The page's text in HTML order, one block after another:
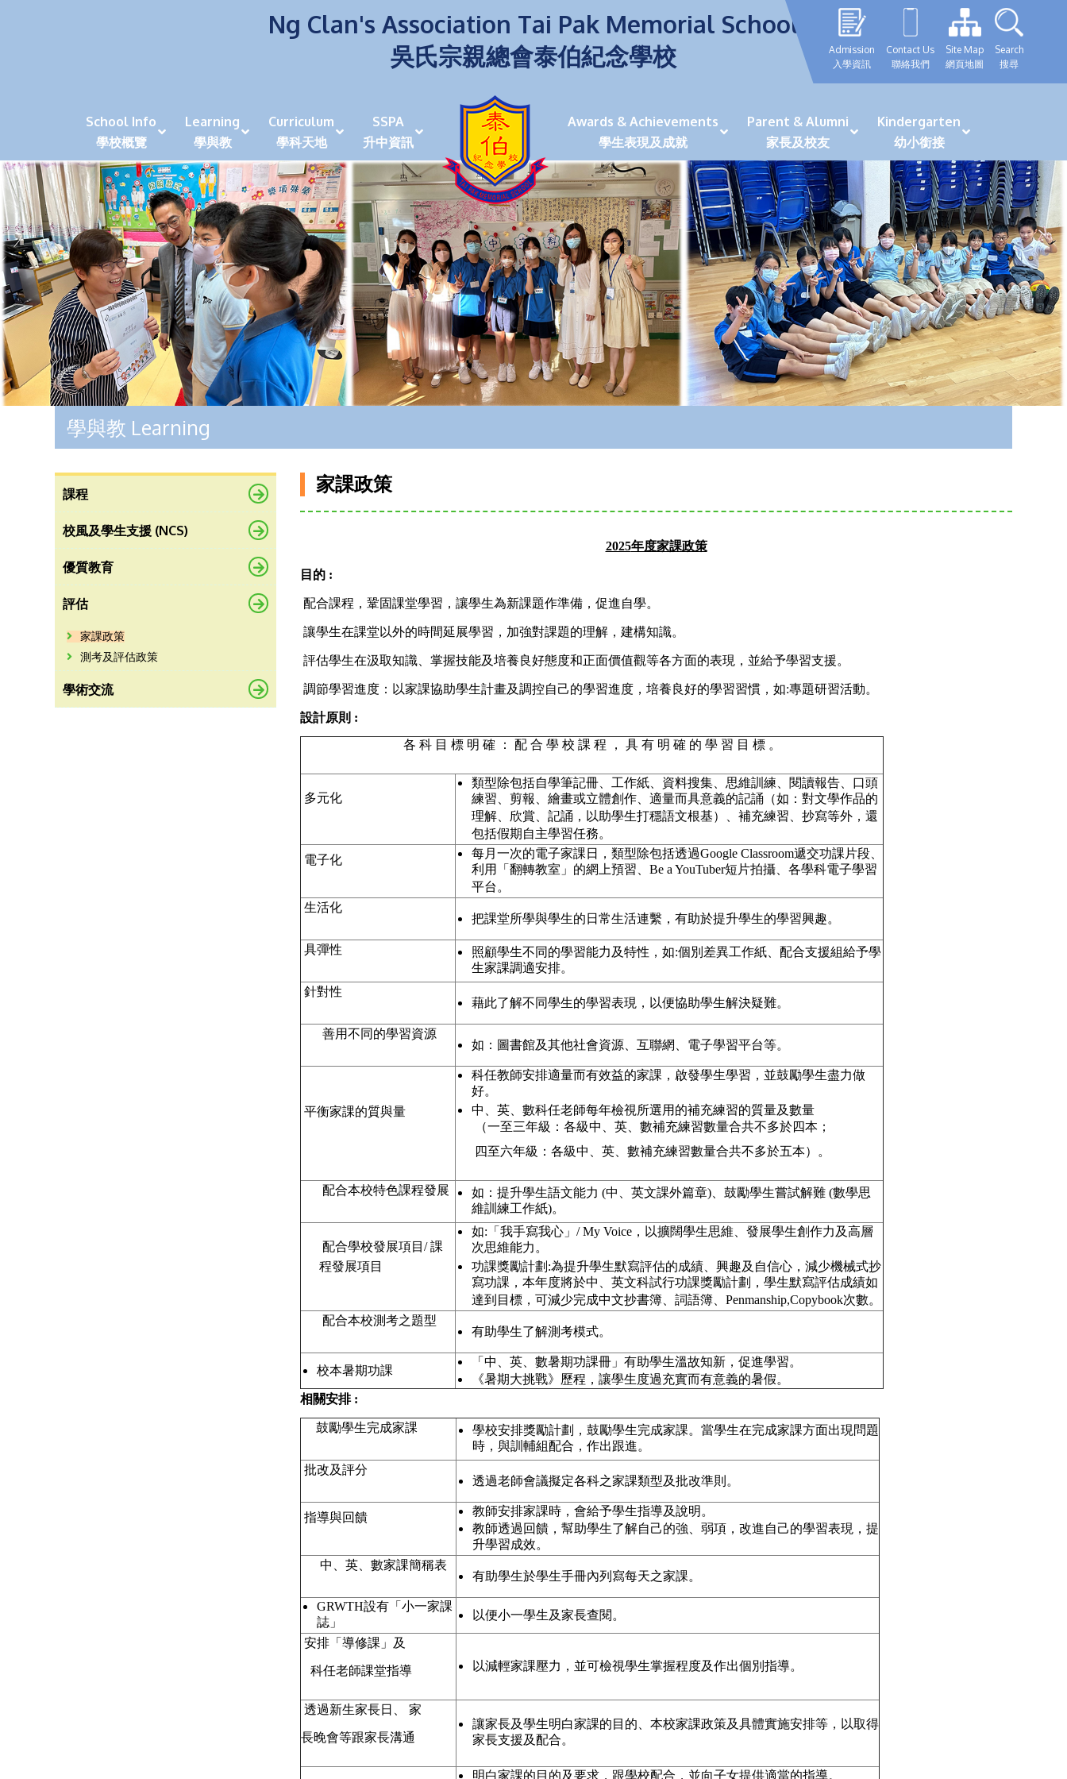
Admission
入學資訊
Contact Us
聯絡我們
Site Map
網頁地圖
Search
搜尋
Ng Clan's Association Tai Pak Memorial School
吳氏宗親總會泰伯紀念學校
School Info
學校概覽
Learning
學與教
Curriculum
學科天地
SSPA
升中資訊
Awards & Achievements
學生表現及成就
Parent & Alumni
家長及校友
Kindergarten
幼小銜接
學與教 Learning
課程
校風及學生支援 (NCS)
優質教育
評估
家課政策
測考及評估政策
學術交流
家課政策
2025年度家課政策
目的 :
 配合課程，鞏固課堂學習，讓學生為新課題作準備，促進自學。
 讓學生在課堂以外的時間延展學習，加強對課題的理解，建構知識。
 評估學生在汲取知識、掌握技能及培養良好態度和正面價值觀等各方面的表現，並給予學習支援。
 調節學習進度：以家課協助學生計畫及調控自己的學習進度，培養良好的學習習慣，如:專題研習活動。
設計原則 :
各 科 目 標 明 確 ： 配 合 學 校 課 程 ， 具 有 明 確 的 學 習 目 標 。
 多元化
類型除包括自學筆記冊、工作紙、資料搜集、思維訓練、閱讀報告、口頭
練習、剪報、繪畫或立體創作、適量而具意義的記誦（如：對文學作品的
理解、欣賞、記誦，以助學生打穩語文根基）、補充練習、抄寫等外，還
包括假期自主學習任務。
 電子化 每月一次的電子家課日，類型除包括透過Google Classroom遞交功課片段、
利用「翻轉教室」的網上預習、Be a YouTuber短片拍攝、各學科電子學習
平台。
 生活化
把課堂所學與學生的日常生活連繫，有助於提升學生的學習興趣。
 具彈性 照顧學生不同的學習能力及特性，如:個別差異工作紙、配合支援組給予學
生家課調適安排。
 針對性
藉此了解不同學生的學習表現，以便協助學生解決疑難。
 善用不同的學習資源
如：圖書館及其他社會資源、互聯網、電子學習平台等。
 平衡家課的質與量
科任教師安排適量而有效益的家課，啟發學生學習，並鼓勵學生盡力做
好。
中、英、數科任老師每年檢視所選用的補充練習的質量及數量
（一至三年級：各級中、英、數補充練習數量合共不多於四本；
四至六年級：各級中、英、數補充練習數量合共不多於五本）。
 配合本校特色課程發展 如：提升學生語文能力 (中、英文課外篇章)、鼓勵學生嘗試解難 (數學思
維訓練工作紙)。
 配合學校發展項目/ 課
程發展項目
如:「我手寫我心」/ My Voice，以擴闊學生思維、發展學生創作力及高層
次思維能力。
功課獎勵計劃:為提升學生默寫評估的成績、興趣及自信心，減少機械式抄
寫功課，本年度將於中、英文科試行功課獎勵計劃，學生默寫評估成績如
達到目標，可減少完成中文抄書簿、詞語簿、Penmanship,Copybook次數。
 配合本校測考之題型
有助學生了解測考模式。
校本暑期功課
「中、英、數暑期功課冊」有助學生溫故知新，促進學習。
《暑期大挑戰》歷程，讓學生度過充實而有意義的暑假。
相關安排 :
 鼓勵學生完成家課 學校安排獎勵計劃，鼓勵學生完成家課。當學生在完成家課方面出現問題
時，與訓輔組配合，作出跟進。
 批改及評分
透過老師會議擬定各科之家課類型及批改準則。
 指導與回饋
教師安排家課時，會給予學生指導及說明。
教師透過回饋，幫助學生了解自己的強、弱項，改進自己的學習表現，提
升學習成效。
 中、英、數家課簡稱表
有助學生於學生手冊內列寫每天之家課。
GRWTH設有「小一家課
誌」
以便小一學生及家長查閱。
 安排「導修課」及
科任老師課堂指導 以減輕家課壓力，並可檢視學生掌握程度及作出個別指導。
 透過新生家長日、 家
長晚會等跟家長溝通
讓家長及學生明白家課的目的、本校家課政策及具體實施安排等，以取得
家長支援及配合。
明白家課的目的及要求，跟學校配合，並向子女提供適當的指導。